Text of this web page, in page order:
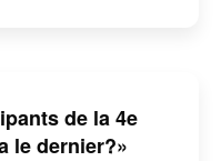
de la 4e
le dernier?»